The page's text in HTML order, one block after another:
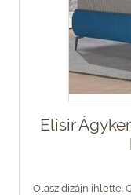
Elisir
Olasz dizájn ihlette.